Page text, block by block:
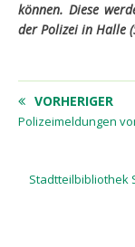
können. Diese
der Polizei in Halle
VORHERIGER
Polizeimeldungen
Stadtteilbibliothek